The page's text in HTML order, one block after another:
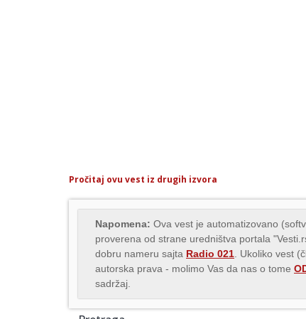
Pročitaj ovu vest iz drugih izvora
Napomena: Ova vest je automatizovano
proverena od strane uredništva portala
dobru nameru sajta Radio 021 . Ukoliko vest
autorska prava - molimo Vas da nas o tome
sadržaj.